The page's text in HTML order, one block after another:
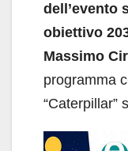
dell’evento
obiettivo
Massimo
programma
“Caterpillar”